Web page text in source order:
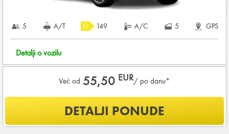
5 A/T 149 A/C 5 GPS
Detalji o vozilu
Već od 55,50 EUR/ po danu*
Šta je uključeno u ponudu?DETALJI PONUDE